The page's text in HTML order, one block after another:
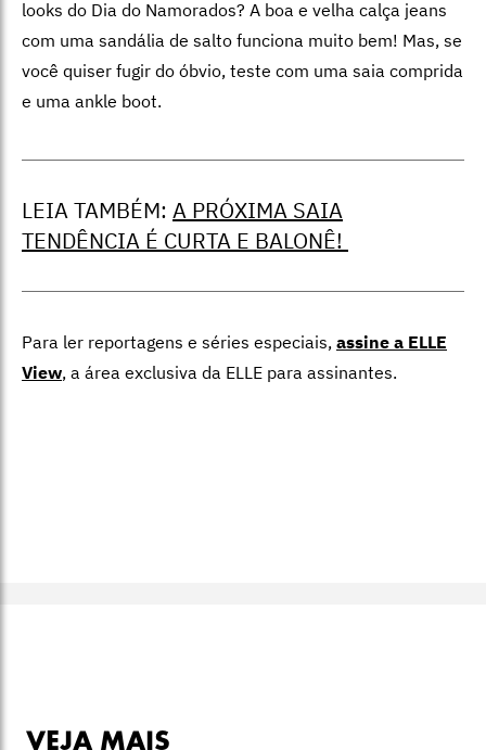
looks do Dia do Namorados? A boa e velha calça jeans
com uma sandália de salto funciona muito bem! Mas, se
você quiser fugir do óbvio, teste com uma saia comprida
e uma ankle boot.
LEIA TAMBÉM: A PRÓXIMA SAIA
TENDÊNCIA É CURTA E BALONÊ!
Para ler reportagens e séries especiais, assine a ELLE
View, a área exclusiva da ELLE para assinantes.
VEJA MAIS